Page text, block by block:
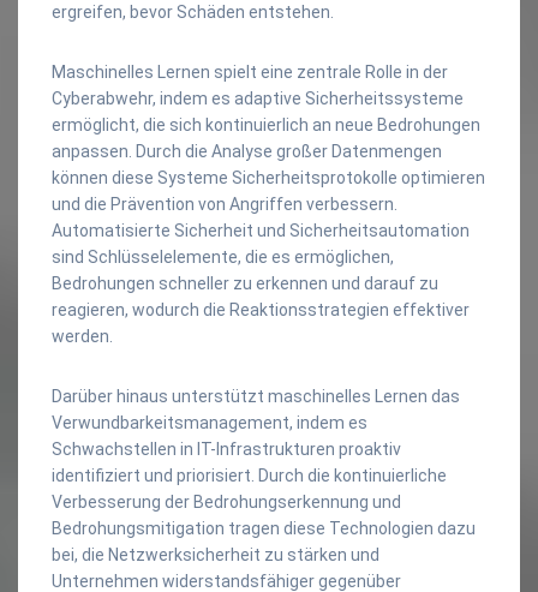
ergreifen, bevor Schäden entstehen.
Maschinelles Lernen spielt eine zentrale Rolle in der
Cyberabwehr, indem es adaptive Sicherheitssysteme
ermöglicht, die sich kontinuierlich an neue Bedrohungen
anpassen. Durch die Analyse großer Datenmengen
können diese Systeme Sicherheitsprotokolle optimieren
und die Prävention von Angriffen verbessern.
Automatisierte Sicherheit und Sicherheitsautomation
sind Schlüsselelemente, die es ermöglichen,
Bedrohungen schneller zu erkennen und darauf zu
reagieren, wodurch die Reaktionsstrategien effektiver
werden.
Darüber hinaus unterstützt maschinelles Lernen das
Verwundbarkeitsmanagement, indem es
Schwachstellen in IT-Infrastrukturen proaktiv
identifiziert und priorisiert. Durch die kontinuierliche
Verbesserung der Bedrohungserkennung und
Bedrohungsmitigation tragen diese Technologien dazu
bei, die Netzwerksicherheit zu stärken und
Unternehmen widerstandsfähiger gegenüber